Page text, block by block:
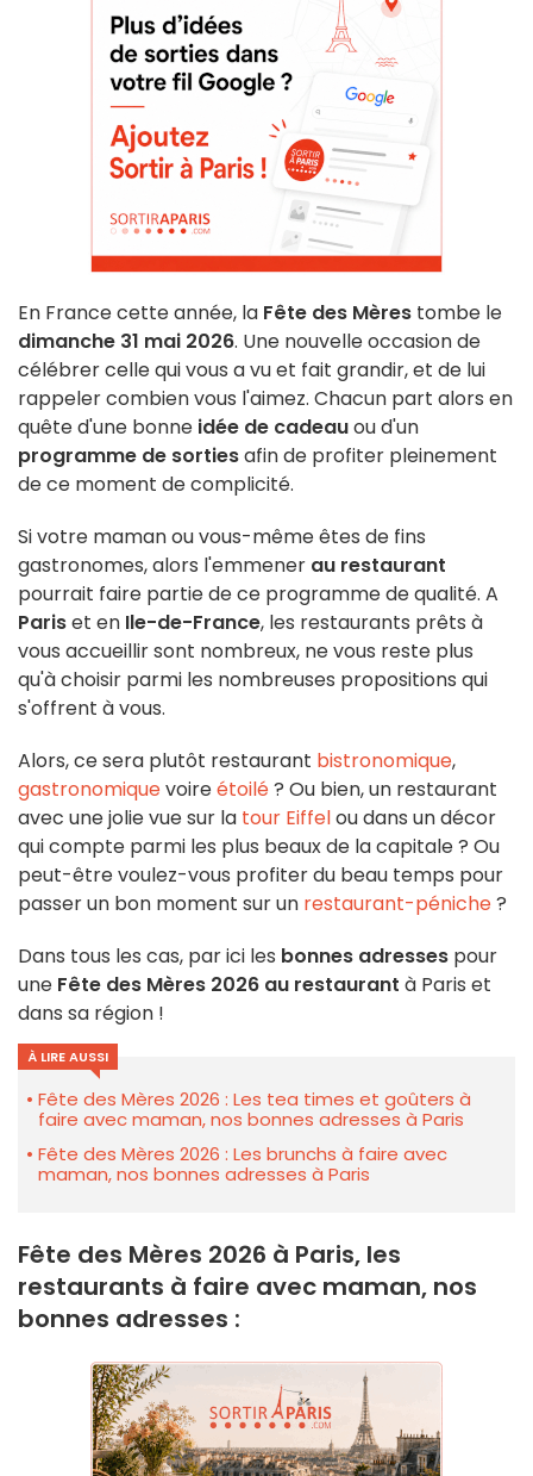
En France cette année, la Fête des Mères tombe le
dimanche 31 mai 2026. Une nouvelle occasion de
célébrer celle qui vous a vu et fait grandir, et de lui
rappeler combien vous l'aimez. Chacun part alors en
quête d'une bonne idée de cadeauou d'un
programme de sortiesafin de profiter pleinement
de ce moment de complicité.
Si votre maman ou vous-même êtes de fins
gastronomes, alors l'emmener au restaurant
pourrait faire partie de ce programme de qualité. A
Pariset en Ile-de-France, les restaurants prêts à
vous accueillir sont nombreux, ne vous reste plus
qu'à choisir parmi les nombreuses propositions qui
s'offrent à vous.
Alors, ce sera plutôt restaurant bistronomique,
gastronomiquevoireétoilé? Ou bien, un restaurant
avec une jolie vue sur la tour Eiffelou dans un décor
qui compte parmi les plus beaux de la capitale ? Ou
peut-être voulez-vous profiter du beau temps pour
passer un bon moment sur un restaurant-péniche?
Dans tous les cas, par ici les bonnes adresses pour
une Fête des Mères 2026 au restaurant à Paris et
dans sa région !
À LIRE AUSSI
Fête des Mères 2026 : Les tea times et goûters à
faire avec maman, nos bonnes adresses à Paris
Fête des Mères 2026 : Les brunchs à faire avec
maman, nos bonnes adresses à Paris
Fête des Mères 2026 à Paris, les
restaurants à faire avec maman, nos
bonnes adresses :